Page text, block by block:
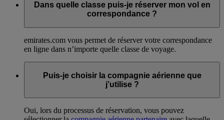
Dans quelle classe puis-je réserver mon vol en
correspondance ?
emirates.com vous permet de réserver votre correspondance
en ligne dans n’importe quelle classe de voyage.
Puis-je choisir la compagnie aérienne que
j’utilise ?
Oui, lors du processus de réservation, vous pouvez